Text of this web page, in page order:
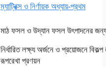
ম্যাট্রিক্স ও নির্ণায়ক অধ্যায়-প্রথম
মাঠ ফসল ও উদ্যান ফসল উৎপাদনের জন্য
নির্ধারিত লক্ষ্য অর্জনে ও প্রয়োজনে
রূপরেখা প্রণয়ন